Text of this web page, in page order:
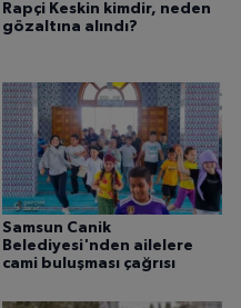
Rapçi Keskin kimdir, neden
gözaltına alındı?
Samsun Canik
Belediyesi'nden ailelere
cami buluşması çağrısı